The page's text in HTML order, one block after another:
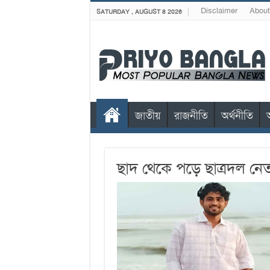
SATURDAY , AUGUST 8 2026 Disclaimer
জাতীয় রাজনীতি অর্থনীতি
ছাদ থেকে পড়ে ছাত্রদল